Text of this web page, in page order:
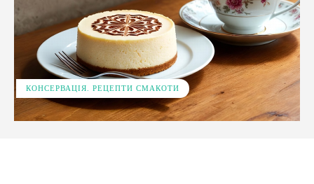
КОНСЕРВАЦІЯ. РЕЦЕПТИ СМАКОТИ